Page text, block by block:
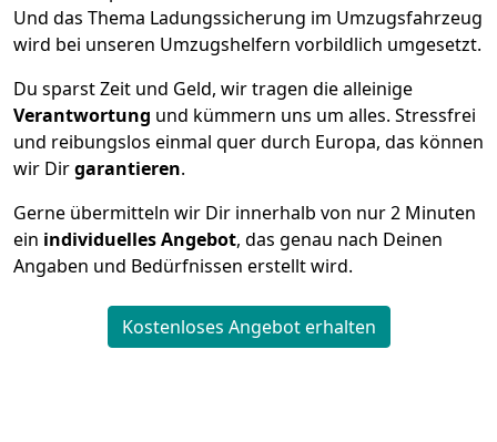
Und das Thema Ladungssicherung im Umzugsfahrzeug
wird bei unseren Umzugshelfern vorbildlich umgesetzt.
Du sparst Zeit und Geld, wir tragen die alleinige
Verantwortung und kümmern uns um alles. Stressfrei
und reibungslos einmal quer durch Europa, das können
wir Dirgarantieren.
Gerne übermitteln wir Dir innerhalb von nur2 Minuten
ein individuelles Angebot, das genau nach Deinen
Angaben und Bedürfnissen erstellt wird.
Kostenloses Angebot erhalten